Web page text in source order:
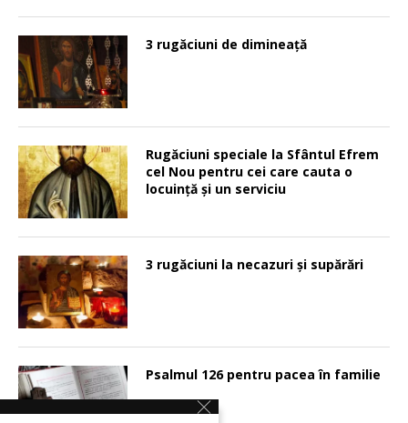
3 rugăciuni de dimineață
Rugăciuni speciale la Sfântul Efrem
cel Nou pentru cei care cauta o
locuinţă şi un serviciu
3 rugăciuni la necazuri și supărări
Psalmul 126 pentru pacea în familie